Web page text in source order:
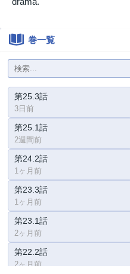
巻一覧
第25.3話
3日前
第25.1話
2週間前
第24.2話
1ヶ月前
第23.3話
1ヶ月前
第23.1話
2ヶ月前
第22.2話
2ヶ月前